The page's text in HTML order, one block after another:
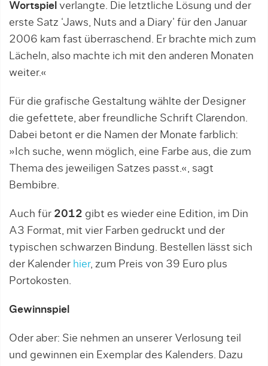
Wortspiel verlangte. Die letztliche Lösung und der
erste Satz ‘Jaws, Nuts and a Diary’ für den Januar
2006 kam fast überraschend. Er brachte mich zum
Lächeln, also machte ich mit den anderen Monaten
weiter.«
Für die grafische Gestaltung wählte der Designer
die gefettete, aber freundliche Schrift Clarendon.
Dabei betont er die Namen der Monate farblich:
»Ich suche, wenn möglich, eine Farbe aus, die zum
Thema des jeweiligen Satzes passt.«, sagt
Bembibre.
Auch für 2012 gibt es wieder eine Edition, im Din
A3 Format, mit vier Farben gedruckt und der
typischen schwarzen Bindung. Bestellen lässt sich
der Kalender hier, zum Preis von 39 Euro plus
Portokosten.
Gewinnspiel
Oder aber: Sie nehmen an unserer Verlosung teil
und gewinnen ein Exemplar des Kalenders. Dazu